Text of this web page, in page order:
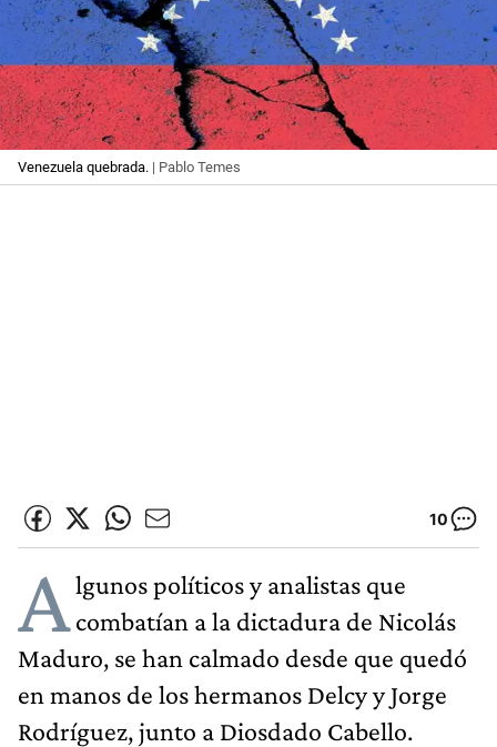
Venezuela quebrada. | Pablo Temes
10
Algunos políticos y analistas que
combatían a la dictadura de Nicolás
Maduro, se han calmado desde que quedó
en manos de los hermanos Delcy y Jorge
Rodríguez, junto a Diosdado Cabello.